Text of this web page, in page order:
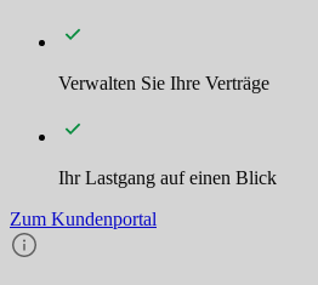
Verwalten Sie Ihre Verträge
Ihr Lastgang auf einen Blick
Zum Kundenportal